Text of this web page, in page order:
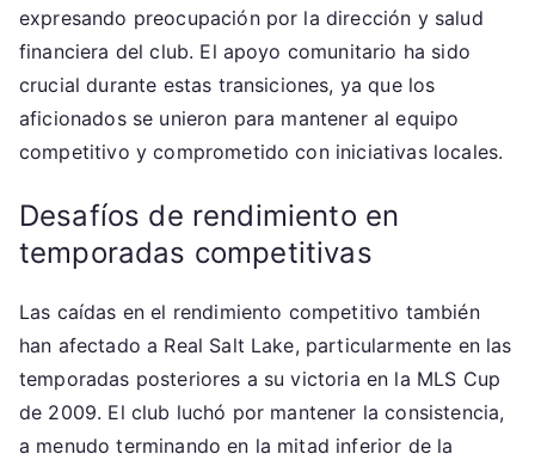
expresando preocupación por la dirección y salud
financiera del club. El apoyo comunitario ha sido
crucial durante estas transiciones, ya que los
aficionados se unieron para mantener al equipo
competitivo y comprometido con iniciativas locales.
Desafíos de rendimiento en
temporadas competitivas
Las caídas en el rendimiento competitivo también
han afectado a Real Salt Lake, particularmente en las
temporadas posteriores a su victoria en la MLS Cup
de 2009. El club luchó por mantener la consistencia,
a menudo terminando en la mitad inferior de la